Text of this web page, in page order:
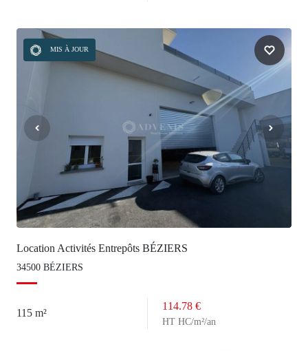
MIS À JOUR
Location Activités Entrepôts BÉZIERS
34500 BÉZIERS
115 m²
114.78 €
HT HC/m²/an